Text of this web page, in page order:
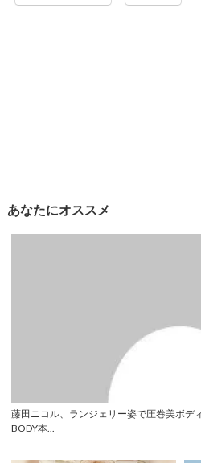
あなたにオススメ
藤田ニコル、ランジェリー姿で圧巻美ボデ
BODY本...